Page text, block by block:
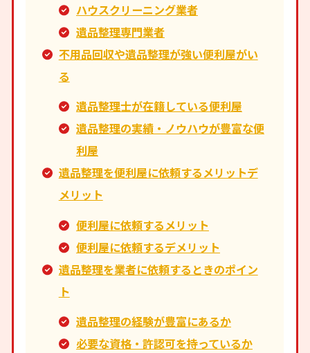
ハウスクリーニング業者
遺品整理専門業者
不用品回収や遺品整理が強い便利屋がい
る
遺品整理士が在籍している便利屋
遺品整理の実績・ノウハウが豊富な便
利屋
遺品整理を便利屋に依頼するメリットデ
メリット
便利屋に依頼するメリット
便利屋に依頼するデメリット
遺品整理を業者に依頼するときのポイン
ト
遺品整理の経験が豊富にあるか
必要な資格・許認可を持っているか